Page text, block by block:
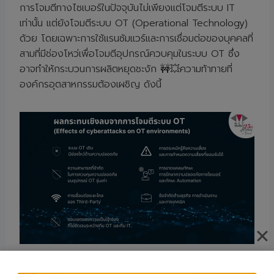
การโจมตีทางไซเบอร์ในปัจจุบันไม่เพียงแต่โจมตีระบบ IT
เท่านั้น แต่ยังโจมตีระบบ OT (Operational Technology)
ด้วย โดยเฉพาะการใช้แรนซัมแวร์และการเชื่อมต่อของบุคคลที่
สามที่มีช่องโหว่เพื่อโจมตีอุปกรณ์ควบคุมในระบบ OT ซึ่ง
อาจทำให้กระบวนการผลิตหยุดชะงัก 🚧💥ความท้าทายที่
องค์กรอุตสาหกรรมต้องเผชิญ ดังนี้